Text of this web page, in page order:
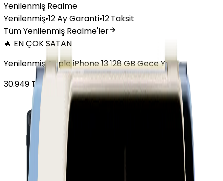
Yenilenmiş Realme
Yenilenmiş•12 Ay Garanti•12 Taksit
Tüm Yenilenmiş Realme'ler
🔥 EN ÇOK SATAN
Yenilenmiş Apple iPhone 13 128 GB Gece Yarısı
30.949 TL'den başlayan fiyatlar